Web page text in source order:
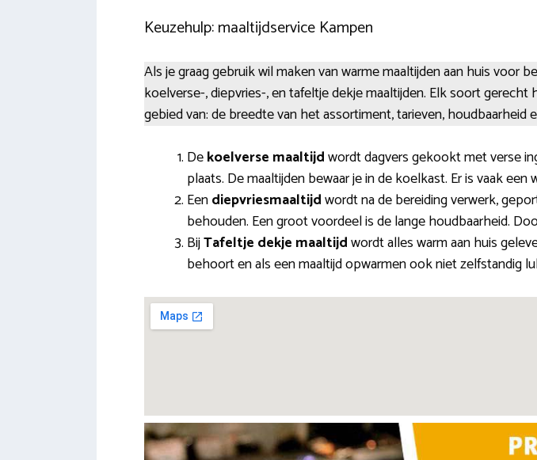
Keuzehulp: maaltijdservice Kampen
Als je graag gebruik wil maken van warme maaltijden aan huis voor
koelverse-, diepvries-, en tafeltje dekje maaltijden. Elk soort
gebied van: de breedte van het assortiment, tarieven,
Dekoelverse maaltijdwordt dagvers gekookt met verse
plaats. De maaltijden bewaar je in de koelkast. Er is vaak een
Eendiepvriesmaaltijdwordt na de bereiding verwerk,
behouden. Een groot voordeel is de lange houdbaarheid.
BijTafeltje dekje maaltijdwordt alles warm aan huis
behoort en als een maaltijd opwarmen ook niet zelfstandig